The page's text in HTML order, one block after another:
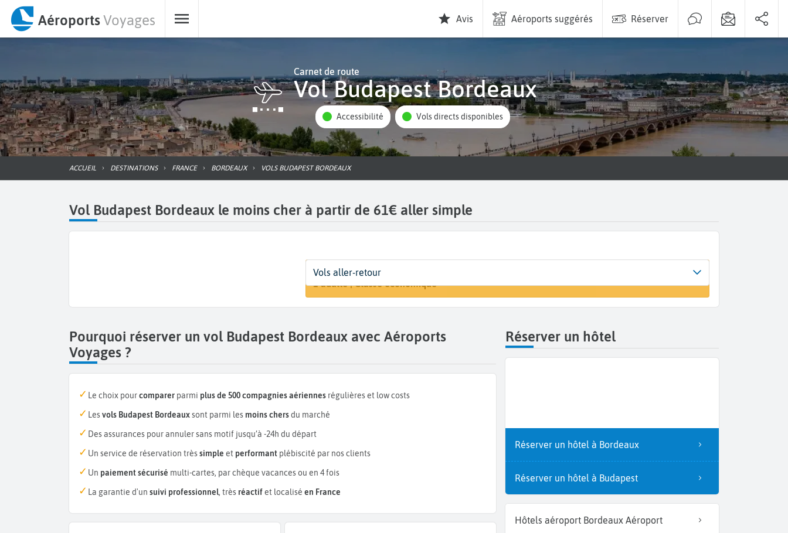
AéroportsVoyages Avis Aéroports suggérés Réserver
Carnet de route
Vol Budapest Bordeaux
Accessibilité Vols directs disponibles
ACCUEIL DESTINATIONS FRANCE BORDEAUX VOLS BUDAPEST BORDEAUX
Vol Budapest Bordeaux le moins cher à partir de 61€ aller simple
Départ
Budapest (BUD) Bordeaux (BOD)
Dates
Dates de votre voyage
Voyageurs | Classe
1 adulte | Classe économique
Vols aller-retour
Pourquoi réserver un vol Budapest Bordeaux avec Aéroports
Voyages ?
Le choix pourcomparer parmi plus de 500 compagnies aériennes régulières et low costs
Lesvols Budapest Bordeauxsont parmi les moins chersdu marché
Des assurances pour annuler sans motif jusqu’à -24h du départ
Un service de réservation trèssimple et performant plébiscité par nos clients
Un paiement sécurisé multi-cartes, par chèque vacances ou en 4 fois
La garantie d'un suivi professionnel, très réactifet localisé en France
Réserver un hôtel
Réserver un hôtel à Bordeaux
Réserver un hôtel à Budapest
Hôtels aéroport Bordeaux Aéroport